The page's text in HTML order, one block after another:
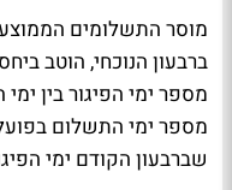
מוסר התשלומים
ברבעון הנוכחי, הוטב
מספר ימי הפיגור בין
שברבעון הקודם ימי הפיגור